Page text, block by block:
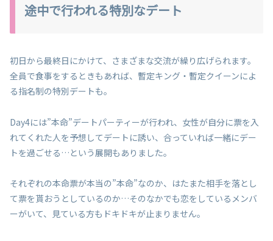
途中で行われる特別なデート
初日から最終日にかけて、さまざまな交流が繰り広げられます。
全員で食事をするときもあれば、暫定キング・暫定クイーンによ
る指名制の特別デートも。
Day4には”本命”デートパーティーが行われ、女性が自分に票を入
れてくれた人を予想してデートに誘い、合っていれば一緒にデー
トを過ごせる…という展開もありました。
それぞれの本命票が本当の”本命”なのか、はたまた相手を落とし
て票を貰おうとしているのか…そのなかでも恋をしているメンバ
ーがいて、見ている方もドキドキが止まりません。